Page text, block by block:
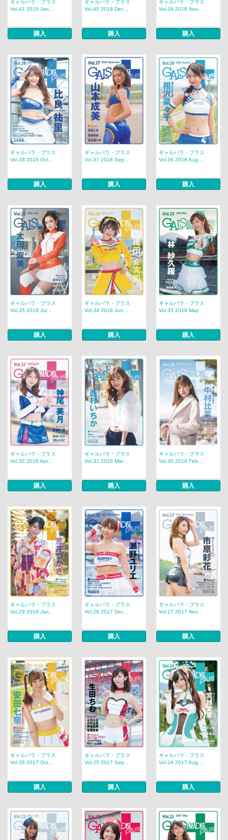
ギャルパラ・プラス
Vol.41 2019 Jan...
購入
ギャルパラ・プラス
Vol.40 2018 Dec...
購入
ギャルパラ・プラス
Vol.39 2018 Nov...
購入
ギャルパラ・プラス
Vol.38 2018 Oct...
購入
ギャルパラ・プラス
Vol.37 2018 Sep...
購入
ギャルパラ・プラス
Vol.36 2018 Aug...
購入
ギャルパラ・プラス
Vol.35 2018 Jul...
購入
ギャルパラ・プラス
Vol.34 2018 Jun...
購入
ギャルパラ・プラス
Vol.33 2018 May
購入
ギャルパラ・プラス
Vol.32 2018 Apr...
購入
ギャルパラ・プラス
Vol.31 2018 Mar...
購入
ギャルパラ・プラス
Vol.30 2018 Feb...
購入
ギャルパラ・プラス
Vol.29 2018 Jan...
購入
ギャルパラ・プラス
Vol.28 2017 Dec...
購入
ギャルパラ・プラス
Vol.27 2017 Nov...
購入
ギャルパラ・プラス
Vol.26 2017 Oct...
購入
ギャルパラ・プラス
Vol.25 2017 Sep...
購入
ギャルパラ・プラス
Vol.24 2017 Aug...
購入